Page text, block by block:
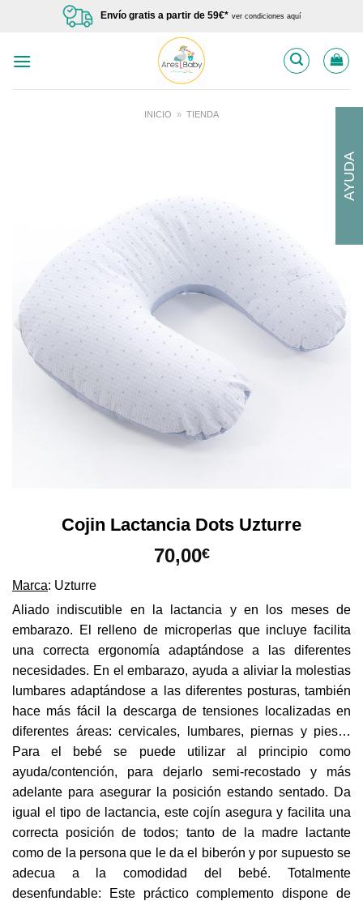
Envío gratis a partir de 59€* ver condiciones aquí
INICIO » TIENDA
Cojin Lactancia Dots Uzturre
70,00€
Marca: Uzturre
Aliado indiscutible en la lactancia y en los meses de
embarazo. El relleno de microperlas que incluye facilita
una correcta ergonomía adaptándose a las diferentes
necesidades. En el embarazo, ayuda a aliviar la molestias
lumbares adaptándose a las diferentes posturas, también
hace más fácil la descarga de tensiones localizadas en
diferentes áreas: cervicales, lumbares, piernas y pies…
Para el bebé se puede utilizar al principio como
ayuda/contención, para dejarlo semi-recostado y más
adelante para asegurar la posición estando sentado. Da
igual el tipo de lactancia, este cojín asegura y facilita una
correcta posición de todos; tanto de la madre lactante
como de la persona que le da el biberón y por supuesto se
adecua a la comodidad del bebé. Totalmente
desenfundable: Este práctico complemento dispone de
AYUDA